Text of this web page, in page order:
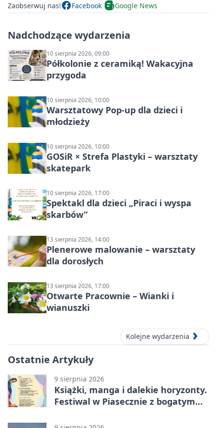
Zaobserwuj nas! Facebook Google News
Nadchodzące wydarzenia
10 sierpnia 2026, 09:00
Półkolonie z ceramiką! Wakacyjna
przygoda
10 sierpnia 2026, 10:00
Warsztatowy Pop-up dla dzieci i
młodzieży
10 sierpnia 2026, 10:00
GOSiR × Strefa Plastyki – warsztaty
skatepark
10 sierpnia 2026, 17:00
Spektakl dla dzieci „Piraci i wyspa
skarbów”
13 sierpnia 2026, 14:00
Plenerowe malowanie – warsztaty
dla dorosłych
13 sierpnia 2026, 17:00
Otwarte Pracownie – Wianki i
wianuszki
Kolejne wydarzenia
Ostatnie Artykuły
9 sierpnia 2026
Książki, manga i dalekie horyzonty.
Festiwal w Piasecznie z bogatym